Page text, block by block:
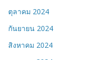
ตุลาคม 2024
กันยายน 2024
สิงหาคม 2024